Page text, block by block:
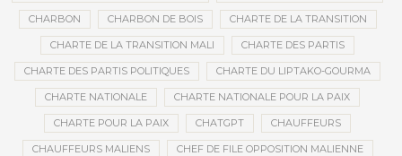
CHARBON CHARBON DE BOIS CHARTE DE LA TRANSITION
CHARTE DE LA TRANSITION MALI CHARTE DES PARTIS
CHARTE DES PARTIS POLITIQUES CHARTE DU LIPTAKO-GOURMA
CHARTE NATIONALE CHARTE NATIONALE POUR LA PAIX
CHARTE POUR LA PAIX CHATGPT CHAUFFEURS
CHAUFFEURS MALIENS CHEF DE FILE OPPOSITION MALIENNE